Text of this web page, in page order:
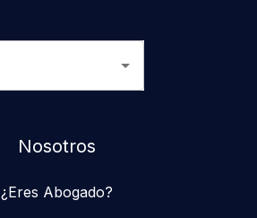
Nosotros
¿Eres Abogado?